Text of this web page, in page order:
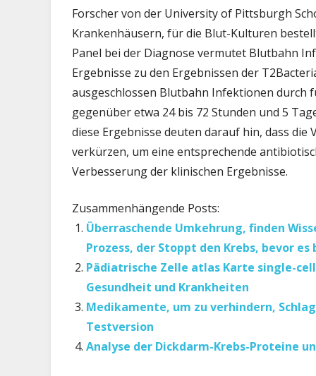
Forscher von der University of Pittsburgh
Krankenhäusern, für die Blut-Kulturen
Panel bei der Diagnose vermutet Blutbahn
Ergebnisse zu den Ergebnissen der
ausgeschlossen Blutbahn Infektionen durch
gegenüber etwa 24 bis 72 Stunden und 5
diese Ergebnisse deuten darauf hin, dass
verkürzen, um eine entsprechende
Verbesserung der klinischen Ergebnisse.
Zusammenhängende Posts:
Überraschende Umkehrung, finden
Prozess, der Stoppt den Krebs, bevor es
Pädiatrische Zelle atlas Karte single-
Gesundheit und Krankheiten
Medikamente, um zu verhindern,
Testversion
Analyse der Dickdarm-Krebs-Proteine